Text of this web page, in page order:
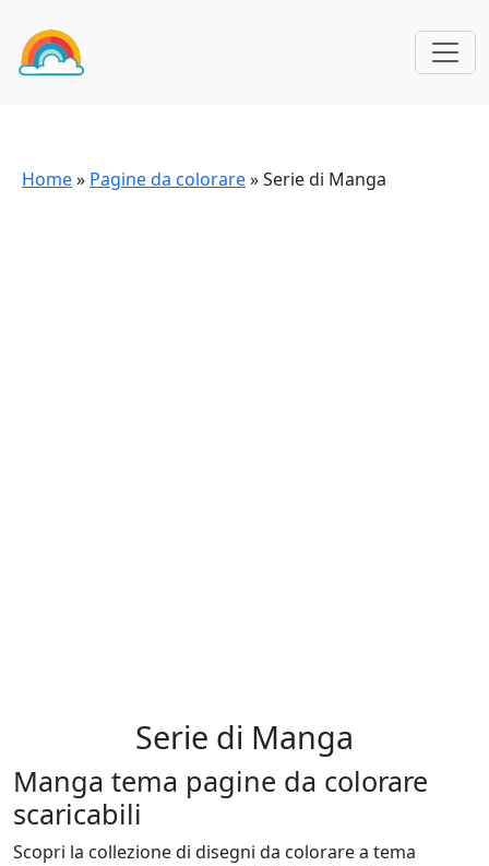
Home» Pagine da colorare»Serie di Manga
Serie di Manga
Manga tema pagine da colorare
scaricabili
Scopri la collezione di disegni da colorare a tema